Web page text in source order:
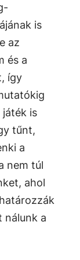
is
az
és a
így
is
tűnt,
a
nem túl
ahol
nálunk a